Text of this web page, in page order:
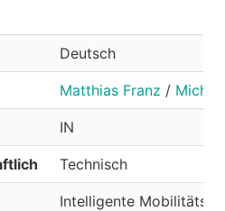
Deutsch
Matthias Franz /
IN
Technisch
Intelligente